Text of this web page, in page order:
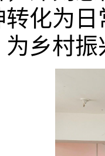
转化为
为乡村